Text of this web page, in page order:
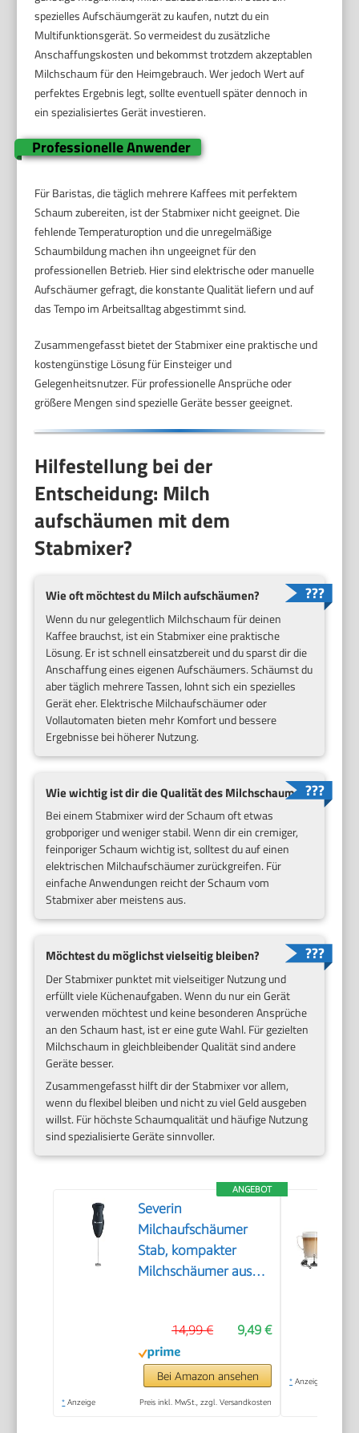
spezielles Aufschäumgerät zu kaufen, nutzt du ein
Multifunktionsgerät. So vermeidest du zusätzliche
Anschaffungskosten und bekommst trotzdem akzeptablen
Milchschaum für den Heimgebrauch. Wer jedoch Wert auf
perfektes Ergebnis legt, sollte eventuell später dennoch in
ein spezialisiertes Gerät investieren.
Professionelle Anwender
Für Baristas, die täglich mehrere Kaffees mit perfektem
Schaum zubereiten, ist der Stabmixer nicht geeignet. Die
fehlende Temperaturoption und die unregelmäßige
Schaumbildung machen ihn ungeeignet für den
professionellen Betrieb. Hier sind elektrische oder manuelle
Aufschäumer gefragt, die konstante Qualität liefern und auf
das Tempo im Arbeitsalltag abgestimmt sind.
Zusammengefasst bietet der Stabmixer eine praktische und
kostengünstige Lösung für Einsteiger und
Gelegenheitsnutzer. Für professionelle Ansprüche oder
größere Mengen sind spezielle Geräte besser geeignet.
Hilfestellung bei der
Entscheidung: Milch
aufschäumen mit dem
Stabmixer?
Wie oft möchtest du Milch aufschäumen?
Wenn du nur gelegentlich Milchschaum für deinen
Kaffee brauchst, ist ein Stabmixer eine praktische
Lösung. Er ist schnell einsatzbereit und du sparst dir die
Anschaffung eines eigenen Aufschäumers. Schäumst du
aber täglich mehrere Tassen, lohnt sich ein spezielles
Gerät eher. Elektrische Milchaufschäumer oder
Vollautomaten bieten mehr Komfort und bessere
Ergebnisse bei höherer Nutzung.
Wie wichtig ist dir die Qualität des Milchschaums?
Bei einem Stabmixer wird der Schaum oft etwas
grobporiger und weniger stabil. Wenn dir ein cremiger,
feinporiger Schaum wichtig ist, solltest du auf einen
elektrischen Milchaufschäumer zurückgreifen. Für
einfache Anwendungen reicht der Schaum vom
Stabmixer aber meistens aus.
Möchtest du möglichst vielseitig bleiben?
Der Stabmixer punktet mit vielseitiger Nutzung und
erfüllt viele Küchenaufgaben. Wenn du nur ein Gerät
verwenden möchtest und keine besonderen Ansprüche
an den Schaum hast, ist er eine gute Wahl. Für gezielten
Milchschaum in gleichbleibender Qualität sind andere
Geräte besser.
Zusammengefasst hilft dir der Stabmixer vor allem,
wenn du flexibel bleiben und nicht zu viel Geld ausgeben
willst. Für höchste Schaumqualität und häufige Nutzung
sind spezialisierte Geräte sinnvoller.
ANGEBOT
Severin
Milchaufschäumer
Stab, kompakter
Milchschäumer aus
Batteriebetrieb und
einfacher
Handhabung, inkl. 2
Batterien, schwarz,
9,49 €
14,99 €
Bei Amazon ansehen
* Anzeige Preis inkl. MwSt., zzgl. Versandkosten
* Anzeige